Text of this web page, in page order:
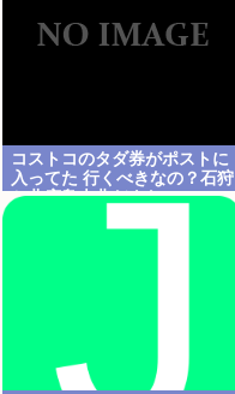
コストコのタダ券がポストに
入ってた 行くべきなの？石狩
か北広島大曲だよな